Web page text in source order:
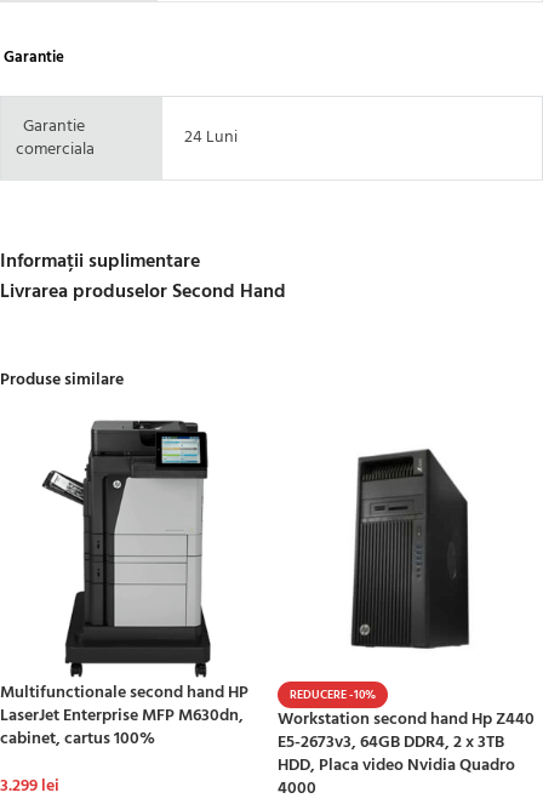
Garantie
Garantie
comerciala
24 Luni
Informații suplimentare
Livrarea produselor Second Hand
Produse similare
Multifunctionale second hand HP
LaserJet Enterprise MFP M630dn,
cabinet, cartus 100%
3.299lei
REDUCERE -10%
Workstation second hand Hp Z440
E5-2673v3, 64GB DDR4, 2 x 3TB
HDD, Placa video Nvidia Quadro
4000